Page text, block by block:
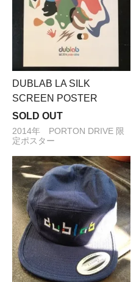
DUBLAB LA SILK
SCREEN POSTER
SOLD OUT
2014年 PORTON DRIVE 限
定ポスター